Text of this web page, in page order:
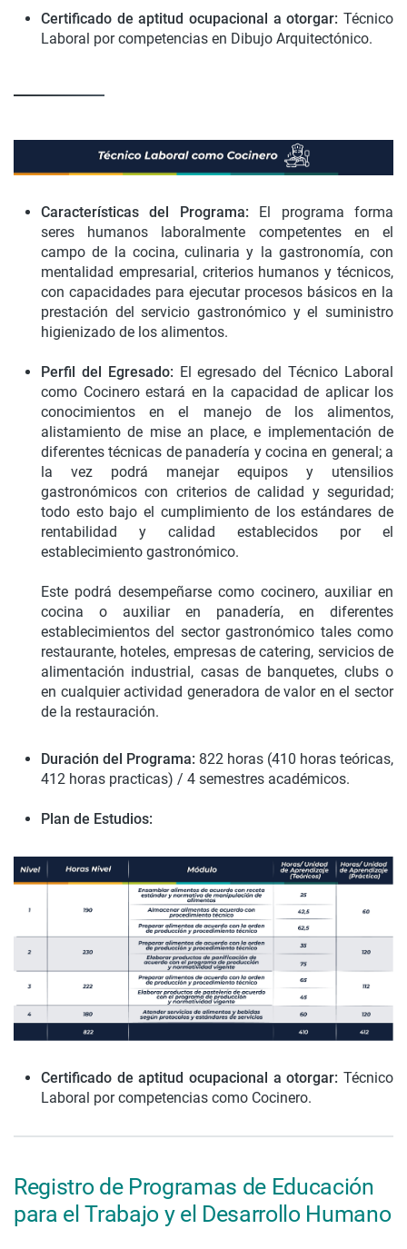
Certificado de aptitud ocupacional a otorgar: Técnico
Laboral por competencias en Dibujo Arquitectónico.
Características del Programa: El programa forma
seres humanos laboralmente competentes en el
campo de la cocina, culinaria y la gastronomía, con
mentalidad empresarial, criterios humanos y técnicos,
con capacidades para ejecutar procesos básicos en la
prestación del servicio gastronómico y el suministro
higienizado de los alimentos.
Perfil del Egresado: El egresado del Técnico Laboral
como Cocinero estará en la capacidad de aplicar los
conocimientos en el manejo de los alimentos,
alistamiento de mise an place, e implementación de
diferentes técnicas de panadería y cocina en general; a
la vez podrá manejar equipos y utensilios
gastronómicos con criterios de calidad y seguridad;
todo esto bajo el cumplimiento de los estándares de
rentabilidad y calidad establecidos por el
establecimiento gastronómico.
Este podrá desempeñarse como cocinero, auxiliar en
cocina o auxiliar en panadería, en diferentes
establecimientos del sector gastronómico tales como
restaurante, hoteles, empresas de catering, servicios de
alimentación industrial, casas de banquetes, clubs o
en cualquier actividad generadora de valor en el sector
de la restauración.
Duración del Programa: 822 horas (410 horas teóricas,
412 horas practicas) / 4 semestres académicos.
Plan de Estudios:
Certificado de aptitud ocupacional a otorgar: Técnico
Laboral por competencias como Cocinero.
Registro de Programas de Educación
para el Trabajo y el Desarrollo Humano